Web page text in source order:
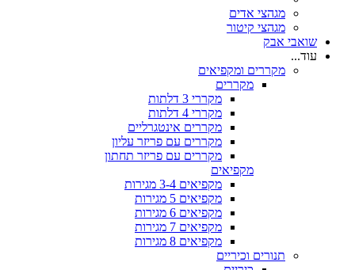
מגהצי אדים
מגהצי קיטור
שואבי אבק
עוד...
מקררים ומקפיאים
מקררים
מקררי 3 דלתות
מקררי 4 דלתות
מקררים אינטגרליים
מקררים עם פריזר עליון
מקררים עם פריזר תחתון
מקפיאים
מקפיאים 3-4 מגירות
מקפיאים 5 מגירות
מקפיאים 6 מגירות
מקפיאים 7 מגירות
מקפיאים 8 מגירות
תנורים וכיריים